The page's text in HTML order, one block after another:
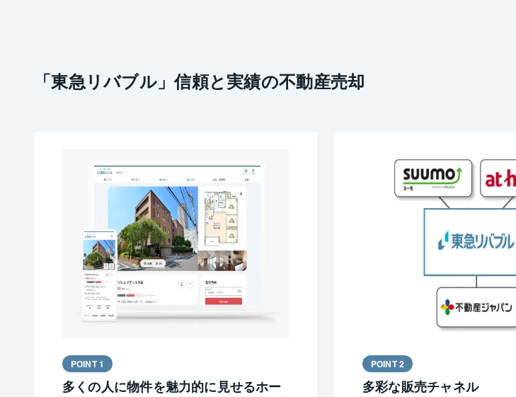
「東急リバブル」信頼と実績の不動産売却
POINT 1
多くの人に物件を魅力的に見せるホー
POINT 2
多彩な販売チャネル